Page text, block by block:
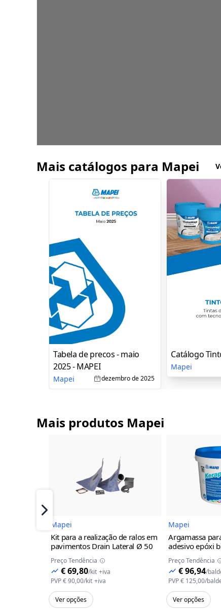
Mais catálogos para Mapei
Tabela de precos - maio
2025 - MAPEI
Mapei dezembro de 2025
Catálogo
Mapei
Mais produtos Mapei
Imagem do Produto
Mapei
Kit para a realização de ralos em
pavimentos Drain Lateral Ø 50
Preço Tendência
€ 69,80/kit +iva
PVP€ 90,00/kit +iva
Ver opções
Mapei
Argamassa
adesivo epóxi
para o
betumação de
Kerapoxy
Branco
Preço Tendência
€ 96,94/
PVP€ 125,00/
Ver opções
Próximo